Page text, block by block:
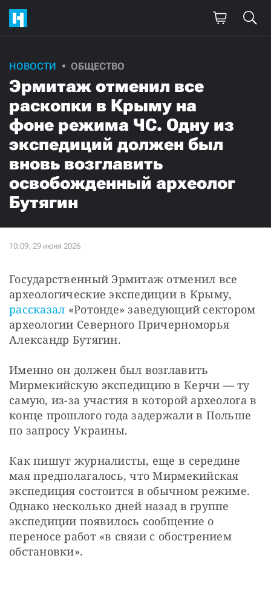
НОВОСТИ ОБЩЕСТВО
Эрмитаж отменил все
раскопки в Крыму на
фоне режима ЧС. Одну из
экспедиций должен был
вновь возглавить
освобожденный археолог
Бутягин
Государственный Эрмитаж отменил все
рассказал «Ротонде» заведующий сектором
археологии Северного Причерноморья
Александр Бутягин.
Именно он должен был возглавить
Мирмекийскую экспедицию в Керчи — ту
самую, из-за участия в которой археолога в
конце прошлого года задержали в Польше
по запросу Украины.
Как пишут журналисты, еще в середине
мая предполагалось, что Мирмекийская
экспедиция состоится в обычном режиме.
Однако несколько дней назад в группе
экспедиции появилось сообщение о
переносе работ «в связи с обострением
обстановки».